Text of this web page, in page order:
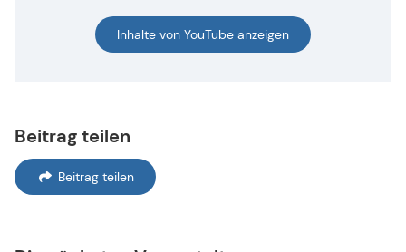
Inhalte von YouTube anzeigen
Beitrag teilen
Beitrag teilen